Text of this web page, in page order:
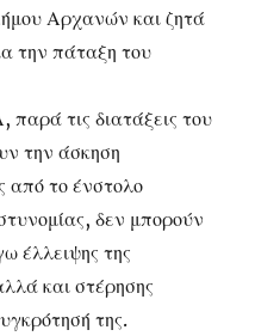
Αρχανών και ζητά
την πάταξη του
παρά τις διατάξεις του
την άσκηση
από το ένστολο
δεν μπορούν
έλλειψης της
και στέρησης
της.